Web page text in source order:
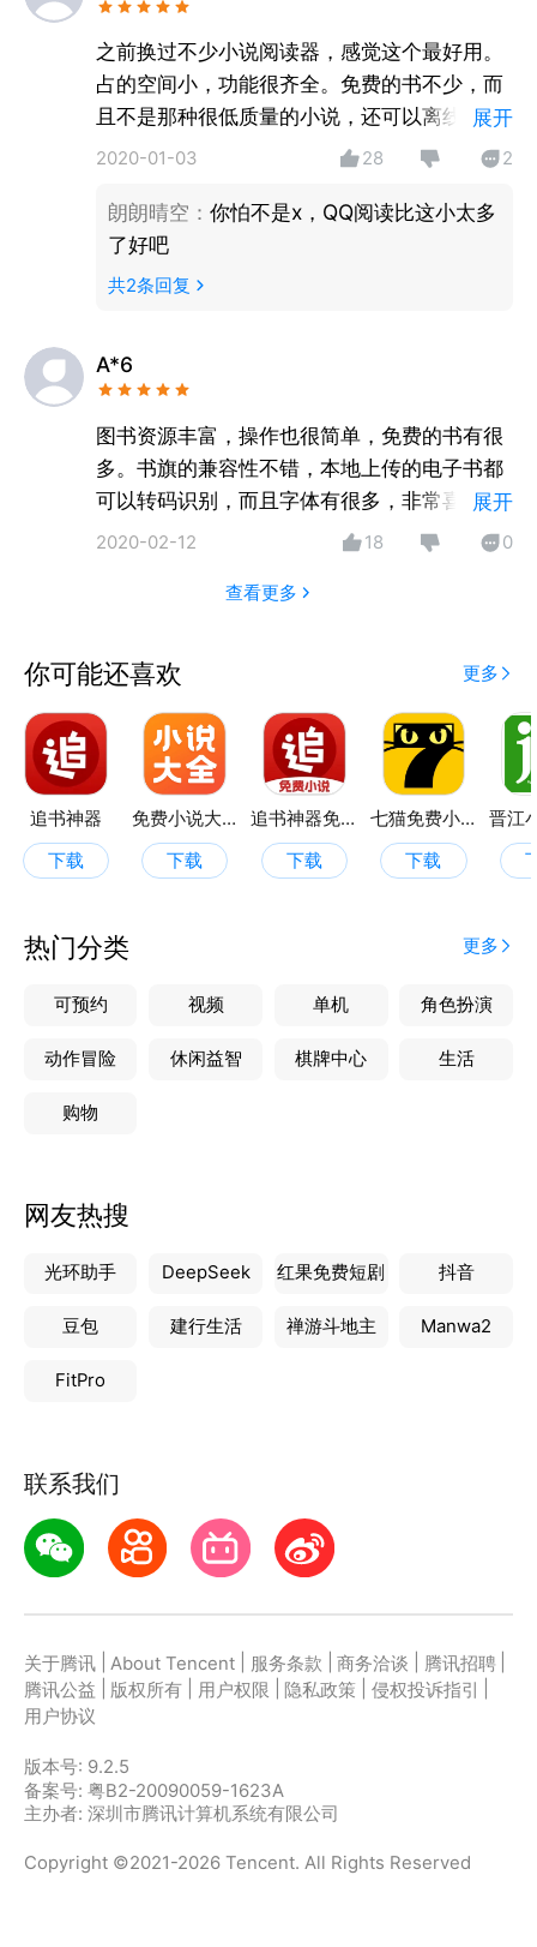
之前换过不少小说阅读器，感觉这个最好用。
占的空间小，功能很齐全。免费的书不少，而
且不是那种很低质量的小说，还可以离线下载
阅读，简单好用。
展开
2020-01-03 28 2
朗朗晴空 ： 你怕不是x，QQ阅读比这小太多
了好吧
共2条回复
A*6
图书资源丰富，操作也很简单，免费的书有很
多。书旗的兼容性不错，本地上传的电子书都
可以转码识别，而且字体有很多，非常喜欢这
一点~总的来说不错。
展开
2020-02-12 18 0
查看更多
你可能还喜欢 更多
追书神器
下载
免费小说大全
下载
追书神器免费版
下载
七猫免费小说
下载
热门分类 更多
可预约 视频 单机 角色扮演
动作冒险 休闲益智 棋牌中心 生活
购物
网友热搜
光环助手 DeepSeek 红果免费短剧 抖音
豆包 建行生活 禅游斗地主 Manwa2
FitPro
联系我们
关于腾讯 About Tencent 服务条款 商务洽谈 腾讯招聘
腾讯公益
版权所有 用户权限 隐私政策 侵权投诉指引
用户协议
版本号: 9.2.5
备案号: 粤B2-20090059-1623A
主办者: 深圳市腾讯计算机系统有限公司
Copyright ©2021-2026 Tencent. All Rights Reserved